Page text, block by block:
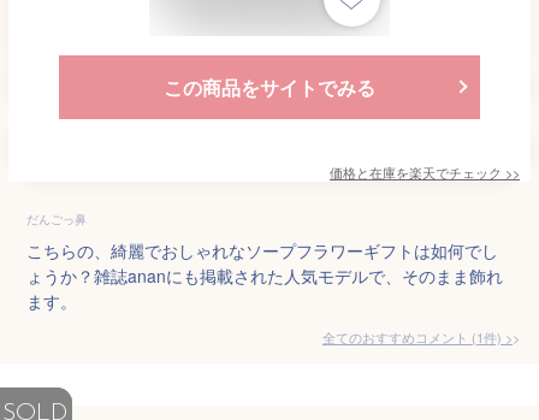
この商品をサイトでみる
価格と在庫を楽天でチェック >>
だんごっ鼻
こちらの、綺麗でおしゃれなソープフラワーギフトは如何でし
ょうか？雑誌ananにも掲載された人気モデルで、そのまま飾れ
ます。
全てのおすすめコメント (1件) >
SOLD